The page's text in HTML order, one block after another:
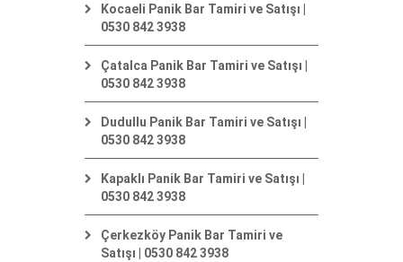
Kocaeli Panik Bar Tamiri ve Satışı |
0530 842 3938
Çatalca Panik Bar Tamiri ve Satışı |
0530 842 3938
Dudullu Panik Bar Tamiri ve Satışı |
0530 842 3938
Kapaklı Panik Bar Tamiri ve Satışı |
0530 842 3938
Çerkezköy Panik Bar Tamiri ve
Satışı | 0530 842 3938